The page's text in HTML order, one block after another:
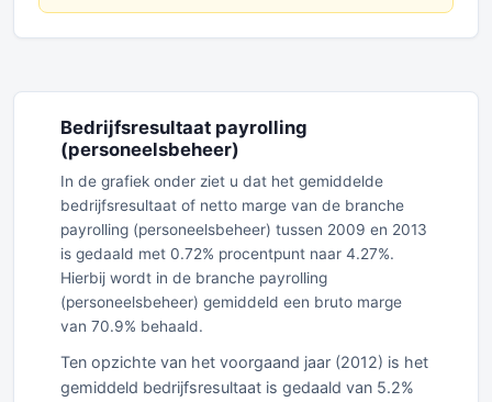
Bedrijfsresultaat payrolling
(personeelsbeheer)
In de grafiek onder ziet u dat het gemiddelde
bedrijfsresultaat of netto marge van de branche
payrolling (personeelsbeheer) tussen 2009 en 2013
is gedaald met 0.72% procentpunt naar 4.27%.
Hierbij wordt in de branche payrolling
(personeelsbeheer) gemiddeld een bruto marge
van 70.9% behaald.
Ten opzichte van het voorgaand jaar (2012) is het
gemiddeld bedrijfsresultaat is gedaald van 5.2%